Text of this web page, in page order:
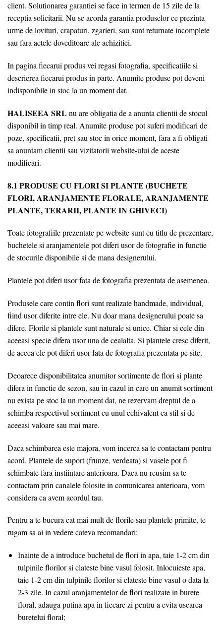
client. Solutionarea garantiei se face in termen de 15 zile de la
receptia solicitarii. Nu se acorda garantia produselor ce prezinta
urme de lovituri, crapaturi, zgarieri, sau sunt returnate incomplete
sau fara actele doveditoare ale achizitiei.
In pagina fiecarui produs vei regasi fotografia, specificatiile si
descrierea fiecarui produs in parte. Anumite produse pot deveni
indisponibile in stoc la un moment dat.
HALISEEA SRLnu are obligatia de a anunta clientii de stocul
disponibil in timp real. Anumite produse pot suferi modificari de
poze, specificatii, pret sau stoc in orice moment, fara a fi obligati
sa anuntam clientii sau vizitatorii website-ului de aceste
modificari.
8.1 PRODUSE CU FLORI SI PLANTE (BUCHETE
FLORI, ARANJAMENTE FLORALE, ARANJAMENTE
PLANTE, TERARII, PLANTE IN GHIVECI)
Toate fotografiile prezentate pe website sunt cu titlu de prezentare,
buchetele si aranjamentele pot diferi usor de fotografie in functie
de stocurile disponibile si de mana designerului.
Plantele pot diferi usor fata de fotografia prezentata de asemenea.
Produsele care contin flori sunt realizate handmade, individual,
fiind usor diferite intre ele. Nu doar mana designerului poate sa
difere. Florile si plantele sunt naturale si unice. Chiar si cele din
aceeasi specie difera usor una de cealalta. Si plantele cresc diferit,
de aceea ele pot diferi usor fata de fotografia prezentata pe site.
Deoarece disponibilitatea anumitor sortimente de flori si plante
difera in functie de sezon, sau in cazul in care un anumit sortiment
nu exista pe stoc la un moment dat, ne rezervam dreptul de a
schimba respectivul sortiment cu unul echivalent ca stil si de
aceeasi valoare sau mai mare.
Daca schimbarea este majora, vom incerca sa te contactam pentru
acord. Plantele de suport (frunze, verdeata) si vasele pot fi
schimbate fara instiintare anterioara. Daca nu reusim sa te
contactam prin canalele folosite in comunicarea anterioara, vom
considera ca avem acordul tau.
Pentru a te bucura cat mai mult de florile sau plantele primite, te
rugam sa ai in vedere cateva recomandari:
Inainte de a introduce buchetul de flori in apa, taie 1-2 cm din
tulpinile florilor si clateste bine vasul folosit. Inlocuieste apa,
taie 1-2 cm din tulpinile florilor si clateste bine vasul o data la
2-3 zile. In cazul aranjamentelor de flori realizate in burete
floral, adauga putina apa in fiecare zi pentru a evita uscarea
buretelui floral;